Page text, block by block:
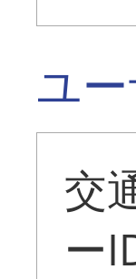
ユ
交
ー